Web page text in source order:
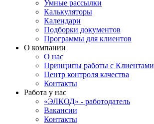
Умные рассылки
Калькуляторы
Календари
Подборки документов
Программы для клиентов
О компании
О нас
Принципы работы с Клиентами
Центр контроля качества
Контакты
Работа у нас
«ЭЛКОД» - работодатель
Вакансии
Контакты